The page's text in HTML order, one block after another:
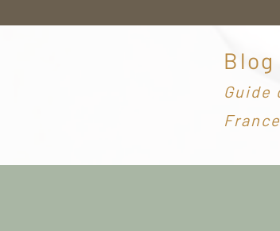
Blog
Guide
France